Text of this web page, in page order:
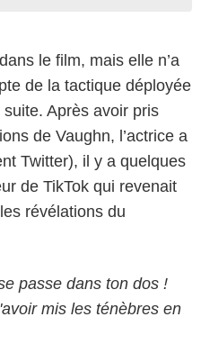
le film, mais elle n’a
de la tactique déployée
Après avoir pris
de Vaughn, l’actrice a
Twitter), il y a quelques
de TikTok qui revenait
révélations du
passe dans ton dos !
mis les ténèbres en